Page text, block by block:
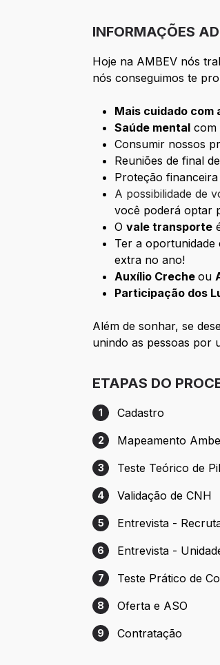
INFORMAÇÕES
Hoje na AMBEV nós
nós conseguimos te
Mais cuidado com
Saúde mental com
Consumir nossos
Reuniões de final
Proteção
A possibilidade de
você poderá optar
Ovale transporte
Ter a oportunidade
extra no ano!
Auxílio Crecheou
Participação dos
Além de sonhar, se
unindo as pessoas por
ETAPAS DO
Etapa 1: Cadastro
1 Cadastro
Etapa 2: Mapeamento
2 Mapeamento
Etapa 3: Teste Teórico
3 Teste Teórico de
Etapa 4: Validação de
4 Validação de CNH
Etapa 5: Entrevista -
5 Entrevista -
Etapa 6: Entrevista -
6 Entrevista -
Etapa 7: Teste Prático
7 Teste Prático de
Etapa 8: Oferta e ASO
8 Oferta e ASO
Etapa 9: Contratação
9 Contratação